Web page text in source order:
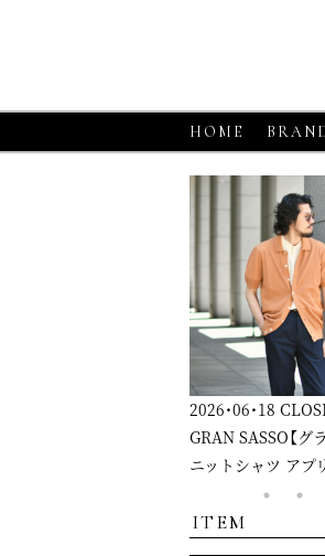
HOME
2026・06・18
GRAN SASSO【グ
ニットシャツ アプ
ITEM